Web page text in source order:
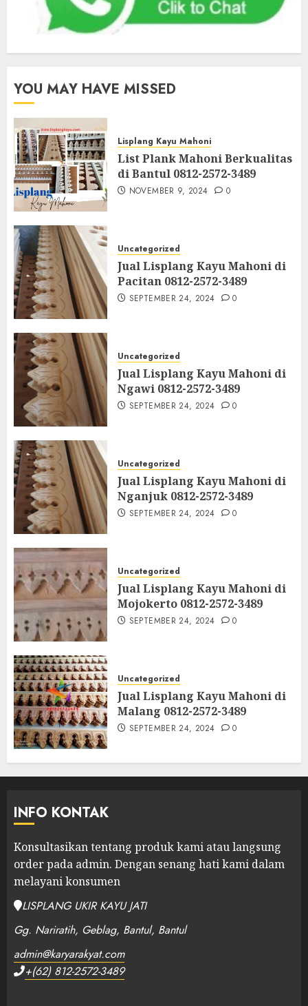
YOU MAY HAVE MISSED
Lisplang Kayu Mahoni
List Plank Mahoni Berkualitas
di Bantul 0812-2572-3489
NOVEMBER 9, 2024 0
Uncategorized
Jual Lisplang Kayu Mahoni di
Pacitan 0812-2572-3489
SEPTEMBER 24, 2024 0
Uncategorized
Jual Lisplang Kayu Mahoni di
Ngawi 0812-2572-3489
SEPTEMBER 24, 2024 0
Uncategorized
Jual Lisplang Kayu Mahoni di
Nganjuk 0812-2572-3489
SEPTEMBER 24, 2024 0
Uncategorized
Jual Lisplang Kayu Mahoni di
Mojokerto 0812-2572-3489
SEPTEMBER 24, 2024 0
Uncategorized
Jual Lisplang Kayu Mahoni di
Malang 0812-2572-3489
SEPTEMBER 24, 2024 0
INFO KONTAK
Konsultasikan tentang produk kami atau langsung
order pada admin. Dengan senang hati kami dalam
melayani konsumen
LISPLANG UKIR KAYU JATI
Gg. Nariratih, Geblag, Bantul, Bantul
admin@karyarakyat.com
+(62) 812-2572-3489